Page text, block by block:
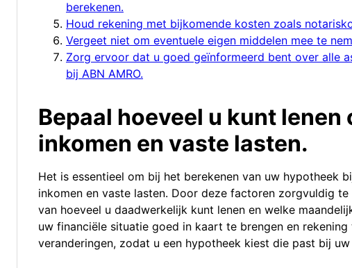
berekenen.
Houd rekening met bijkomende kosten zoals
Vergeet niet om eventuele eigen middelen mee te
Zorg ervoor dat u goed geïnformeerd bent over alle
bij ABN AMRO.
Bepaal hoeveel u kunt lenen
inkomen en vaste lasten.
Het is essentieel om bij het berekenen van uw hypotheek
inkomen en vaste lasten. Door deze factoren zorgvuldig
van hoeveel u daadwerkelijk kunt lenen en welke
uw financiële situatie goed in kaart te brengen en
veranderingen, zodat u een hypotheek kiest die past bij